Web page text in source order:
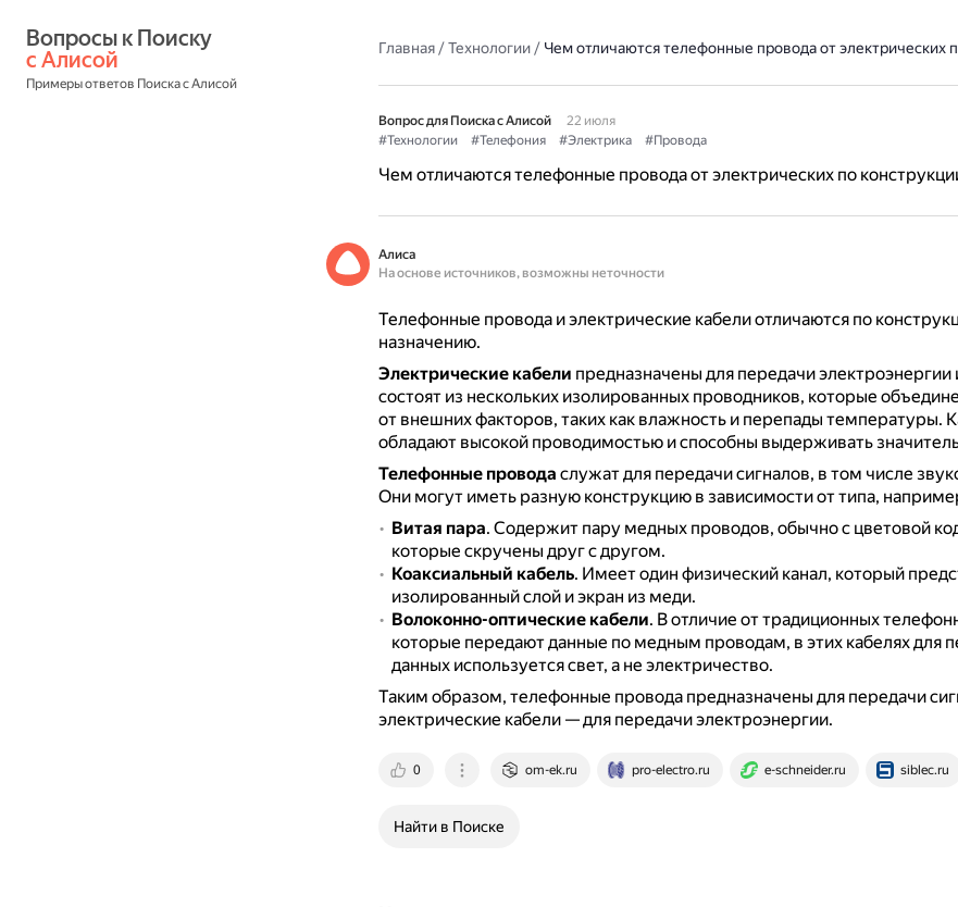
с Алисой
Примеры ответов Поиска с Алисой
Главная/Технологии/ Чем отличаются телефонные провода от электрических
Вопрос для Поиска с Алисой
22 июля
#Технологии
#Телефония #Электрика #Провода
Чем отличаются телефонные провода от электрических по
Алиса
На основе источников, возможны неточности
Телефонные провода и электрические кабели отличаются по
назначению.
Электрические кабели предназначены для передачи электроэнергии
состоят из нескольких изолированных проводников, которые
от внешних факторов, таких как влажность и перепады температуры.
обладают высокой проводимостью и способны выдерживать
Телефонные провода служат для передачи сигналов, в том числе
Они могут иметь разную конструкцию в зависимости от типа,
Витая пара. Содержит пару медных проводов, обычно с цветовой
которые скручены друг с другом.
Коаксиальный кабель. Имеет один физический канал, который
изолированный слой и экран из меди.
Волоконно-оптические кабели. В отличие от традиционных
которые передают данные по медным проводам, в этих кабелях для
данных используется свет, а не электричество.
Таким образом, телефонные провода предназначены для передачи
электрические кабели — для передачи электроэнергии.
0 om-ek.ru pro-electro.ru e-schneider.ru siblec.ru
Найти в Поиске